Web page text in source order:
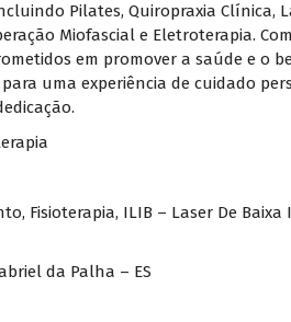
Pilates, Quiropraxia Clínica,
Miofascial e Eletroterapia.
em promover a saúde e o
uma experiência de cuidado
, Fisioterapia, ILIB – Laser De
da Palha – ES